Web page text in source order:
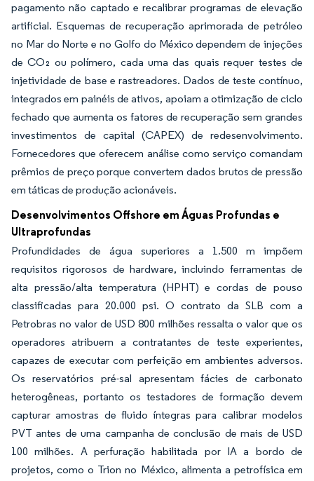
pagamento não captado e recalibrar programas de elevação
artificial. Esquemas de recuperação aprimorada de petróleo
no Mar do Norte e no Golfo do México dependem de injeções
de CO₂ ou polímero, cada uma das quais requer testes de
injetividade de base e rastreadores. Dados de teste contínuo,
integrados em painéis de ativos, apoiam a otimização de ciclo
fechado que aumenta os fatores de recuperação sem grandes
investimentos de capital (CAPEX) de redesenvolvimento.
Fornecedores que oferecem análise como serviço comandam
prêmios de preço porque convertem dados brutos de pressão
em táticas de produção acionáveis.
Desenvolvimentos Offshore em Águas Profundas e
Ultraprofundas
Profundidades de água superiores a 1.500 m impõem
requisitos rigorosos de hardware, incluindo ferramentas de
alta pressão/alta temperatura (HPHT) e cordas de pouso
classificadas para 20.000 psi. O contrato da SLB com a
Petrobras no valor de USD 800 milhões ressalta o valor que os
operadores atribuem a contratantes de teste experientes,
capazes de executar com perfeição em ambientes adversos.
Os reservatórios pré-sal apresentam fácies de carbonato
heterogêneas, portanto os testadores de formação devem
capturar amostras de fluido íntegras para calibrar modelos
PVT antes de uma campanha de conclusão de mais de USD
100 milhões. A perfuração habilitada por IA a bordo de
projetos, como o Trion no México, alimenta a petrofísica em